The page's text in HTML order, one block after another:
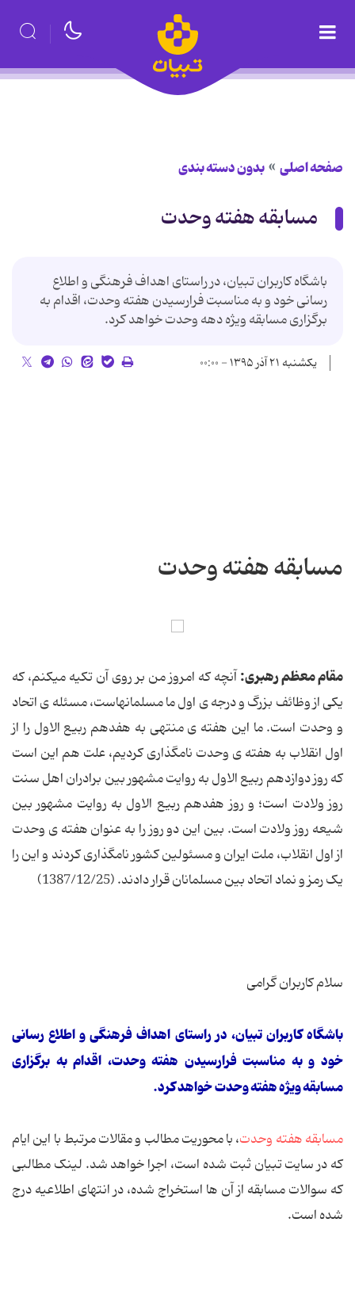
صفحه اصلی بدون دسته بندی
مسابقه هفته وحدت
باشگاه کاربران تبیان، در راستای اهداف فرهنگی و اطلاع
رسانی خود و به مناسبت فرارسیدن هفته وحدت، اقدام به
برگزاری مسابقه ویژه دهه وحدت خواهد کرد.
یکشنبه ۲۱ آذر ۱۳۹۵ - ۰۰:۰۰
مسابقه هفته وحدت
مقام معظم رهبری:آنچه که امروز من بر روی آن تکیه میکنم، که
یکی از وظائف بزرگ و درجه ی اول ما مسلمانهاست، مسئله ی اتحاد
و وحدت است. ما این هفته ی منتهی به هفدهم ربیع الاول را از
اول انقلاب به هفته ی وحدت نامگذاری کردیم، علت هم این است
که روز دوازدهم ربیع الاول به روایت مشهور بین برادران اهل سنت
روز ولادت است؛ و روز هفدهم ربیع الاول به روایت مشهور بین
شیعه روز ولادت است. بین این دو روز را به عنوان هفته ی وحدت
از اول انقلاب، ملت ایران و مسئولین کشور نامگذاری کردند و این را
یک رمز و نماد اتحاد بین مسلمانان قرار دادند. (1387/12/25)
سلام کاربران گرامی
باشگاه کاربران تبیان، در راستای اهداف فرهنگی و اطلاع رسانی
خود و به مناسبت فرارسیدن هفته وحدت، اقدام به برگزاری
مسابقه ویژه هفته وحدت خواهد کرد.
مسابقه هفته وحدت، با محوریت مطالب و مقالات مرتبط با این ایام
که در سایت تبیان ثبت شده است، اجرا خواهد شد. لینک مطالبی
که سوالات مسابقه از آن ها استخراج شده، در انتهای اطلاعیه درج
شده است.